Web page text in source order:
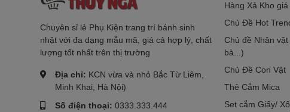
Chuyên sỉ lẻ Phụ Kiện trang trí bánh sinh
nhật với đa dạng mẫu mã, giá cả hợp lý, chất
lượng tốt nhất trên thị trường
Địa chỉ: KCN vừa và nhỏ Bắc Từ Liêm,
Minh Khai, Hà Nội)
Số điện thoại: 0333.333.444
Hàng Xả Kho giá
Chủ Đề Hot
Chủ đề Nhân
bà...)
Chủ Đề Con Vật
Thẻ Cắm Mica
Set cắm Giấy/